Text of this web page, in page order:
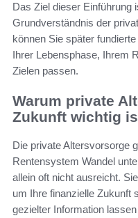
Das Ziel dieser Einführung
Grundverständnis der
können Sie später
Ihrer Lebensphase, Ihrem
Zielen passen.
Warum private
Zukunft wichtig
Die private Altersvorsorge
Rentensystem Wandel
allein oft nicht ausreicht.
um Ihre finanzielle Zukunft
gezielter Information